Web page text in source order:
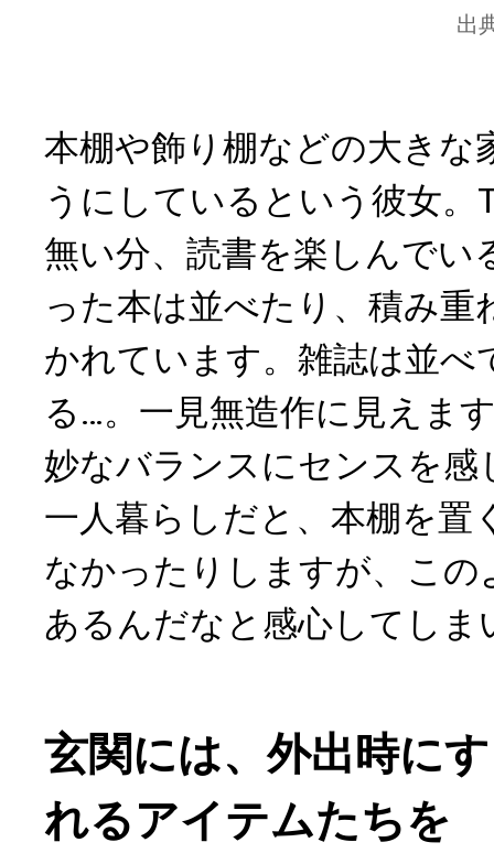
出
本棚や飾り棚などの大きな
うにしているという彼女。
無い分、読書を楽しんでい
った本は並べたり、積み重
かれています。雑誌は並べ
る…。一見無造作に見えま
妙なバランスにセンスを感
一人暮らしだと、本棚を置
なかったりしますが、この
あるんだなと感心してしま
玄関には、外出時に
れるアイテムたちを